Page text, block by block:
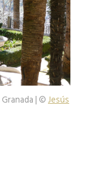
| ©Jesús